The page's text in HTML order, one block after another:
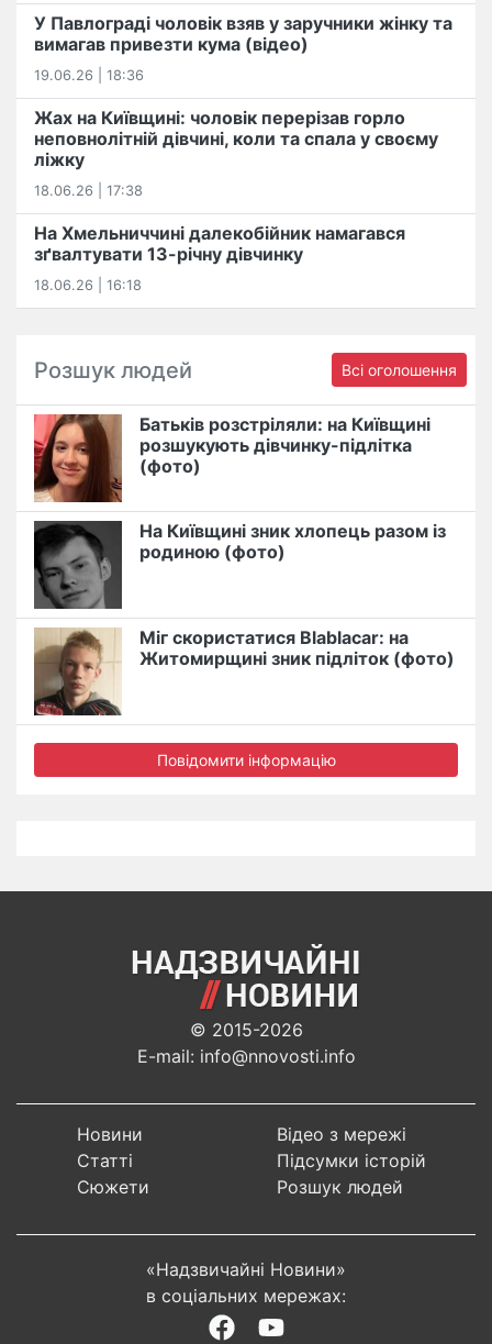
У Павлограді чоловік взяв у заручники жінку та
вимагав привезти кума (відео)
19.06.26 | 18:36
Жах на Київщині: чоловік перерізав горло
неповнолітній дівчині, коли та спала у своєму
ліжку
18.06.26 | 17:38
На Хмельниччині далекобійник намагався
зґвалтувати 13-річну дівчинку
18.06.26 | 16:18
Розшук людей Всі оголошення
Батьків розстріляли: на Київщині
розшукують дівчинку-підлітка
(фото)
На Київщині зник хлопець разом із
родиною (фото)
Міг скористатися Blablacar: на
Житомирщині зник підліток (фото)
Повідомити інформацію
© 2015-2026
E-mail: info@nnovosti.info
Новини
Статті
Сюжети
Відео з мережі
Підсумки історій
Розшук людей
«Надзвичайні Новини»
в соціальних мережах: